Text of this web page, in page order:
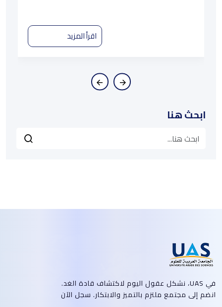
اقرأ المزيد
ابحث هنا
في UAS، نشكل عقول اليوم لاكتشاف قادة الغد.
انضم إلى مجتمع ملتزم بالتميز والابتكار. سجل الآن